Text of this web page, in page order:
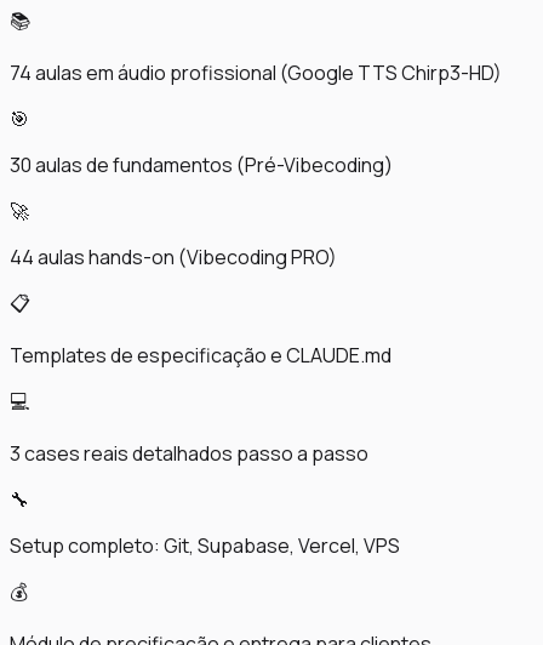
📚
74 aulas em áudio profissional (Google TTS Chirp3-HD)
🎯
30 aulas de fundamentos (Pré-Vibecoding)
🚀
44 aulas hands-on (Vibecoding PRO)
📋
Templates de especificação e CLAUDE.md
💻
3 cases reais detalhados passo a passo
🔧
Setup completo: Git, Supabase, Vercel, VPS
💰